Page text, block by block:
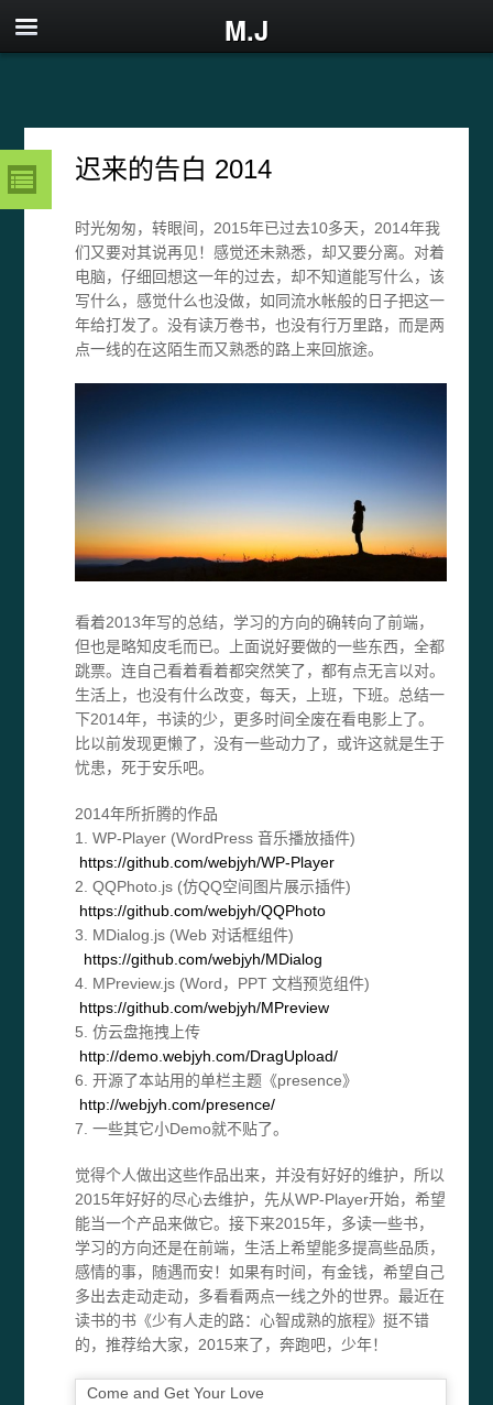
M.J
迟来的告白 2014
时光匆匆，转眼间，2015年已过去10多天，2014年我
们又要对其说再见！感觉还未熟悉，却又要分离。对着
电脑，仔细回想这一年的过去，却不知道能写什么，该
写什么，感觉什么也没做，如同流水帐般的日子把这一
年给打发了。没有读万卷书，也没有行万里路，而是两
点一线的在这陌生而又熟悉的路上来回旅途。
看着2013年写的总结，学习的方向的确转向了前端，
但也是略知皮毛而已。上面说好要做的一些东西，全都
跳票。连自己看着看着都突然笑了，都有点无言以对。
生活上，也没有什么改变，每天，上班，下班。总结一
下2014年，书读的少，更多时间全废在看电影上了。
比以前发现更懒了，没有一些动力了，或许这就是生于
忧患，死于安乐吧。
2014年所折腾的作品
1. WP-Player (WordPress 音乐播放插件)
https://github.com/webjyh/WP-Player
2. QQPhoto.js (仿QQ空间图片展示插件)
https://github.com/webjyh/QQPhoto
3. MDialog.js (Web 对话框组件)
https://github.com/webjyh/MDialog
4. MPreview.js (Word，PPT 文档预览组件)
https://github.com/webjyh/MPreview
5. 仿云盘拖拽上传
http://demo.webjyh.com/DragUpload/
6. 开源了本站用的单栏主题《presence》
http://webjyh.com/presence/
7. 一些其它小Demo就不贴了。
觉得个人做出这些作品出来，并没有好好的维护，所以
2015年好好的尽心去维护，先从WP-Player开始，希望
能当一个产品来做它。接下来2015年，多读一些书，
学习的方向还是在前端，生活上希望能多提高些品质，
感情的事，随遇而安！如果有时间，有金钱，希望自己
多出去走动走动，多看看两点一线之外的世界。最近在
读书的书《少有人走的路：心智成熟的旅程》挺不错
的，推荐给大家，2015来了，奔跑吧，少年！
Come and Get Your Love